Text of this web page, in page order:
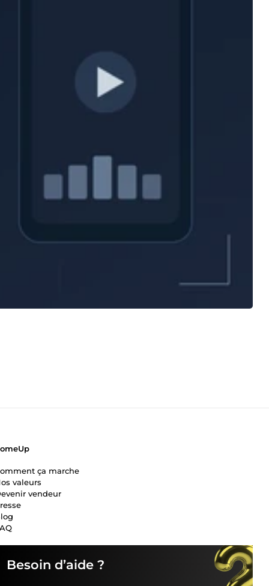
Besoin d’aide ?
ça marche
valeurs
vendeur